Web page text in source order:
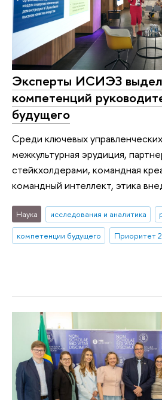
Эксперты ИСИЭЗ
компетенций
будущего
Среди ключевых
межкультурная эрудиция,
стейкхолдерами, командная
командный интеллект, этика
Наука исследования и аналитика
компетенции будущего
Приоритет